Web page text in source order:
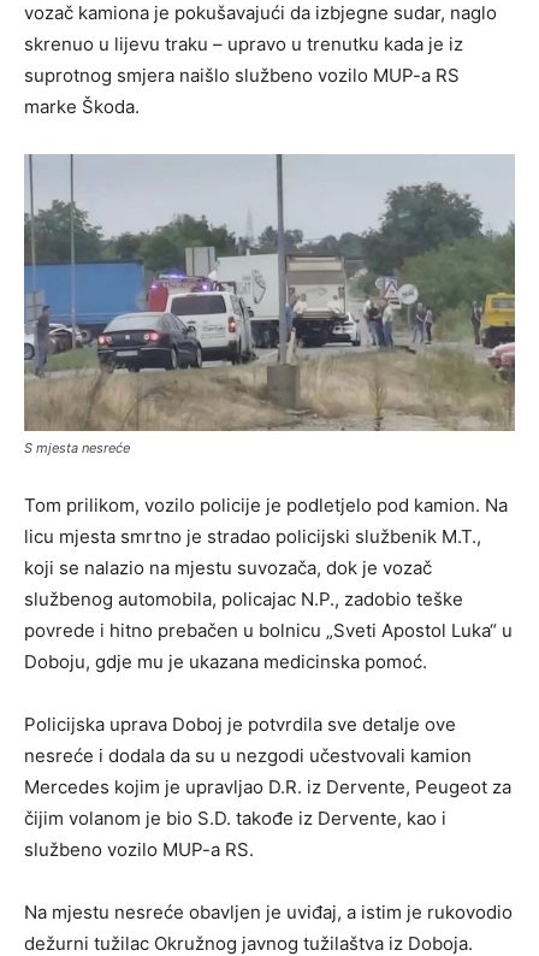
vozač kamiona je pokušavajući da izbjegne sudar, naglo
skrenuo u lijevu traku – upravo u trenutku kada je iz
suprotnog smjera naišlo službeno vozilo MUP-a RS
marke Škoda.
S mjesta nesreće
Tom prilikom, vozilo policije je podletjelo pod kamion. Na
licu mjesta smrtno je stradao policijski službenik M.T.,
koji se nalazio na mjestu suvozača, dok je vozač
službenog automobila, policajac N.P., zadobio teške
povrede i hitno prebačen u bolnicu „Sveti Apostol Luka“ u
Doboju, gdje mu je ukazana medicinska pomoć.
Policijska uprava Doboj je potvrdila sve detalje ove
nesreće i dodala da su u nezgodi učestvovali kamion
Mercedes kojim je upravljao D.R. iz Dervente, Peugeot za
čijim volanom je bio S.D. takođe iz Dervente, kao i
službeno vozilo MUP-a RS.
Na mjestu nesreće obavljen je uviđaj, a istim je rukovodio
dežurni tužilac Okružnog javnog tužilaštva iz Doboja.